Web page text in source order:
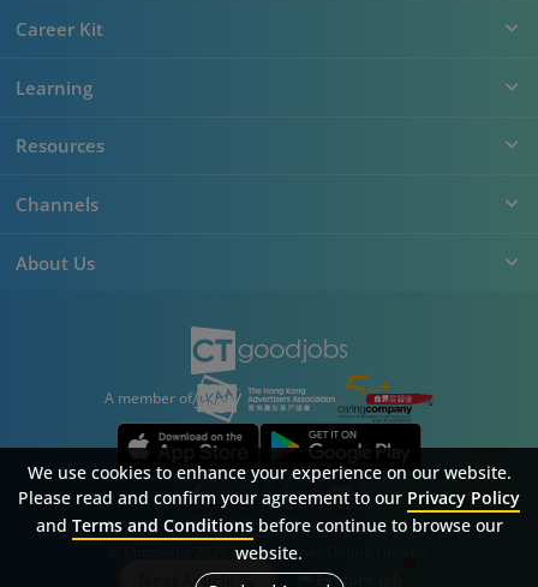
Next Article Explore Job
Career Kit
Learning
Resources
Channels
About Us
A member of
© Copyright 2026 Career Times Online Limited.
All rights reserved.
SitemapFAQPrivacy PolicyTerms & Conditions
We use cookies to enhance your experience on our website.
Please read and confirm your agreement to our Privacy Policy
and Terms and Conditionsbefore continue to browse our
website.